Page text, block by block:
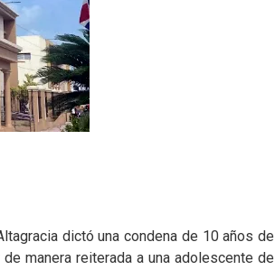
dictó una condena de 10 años de
manera reiterada a una adolescente de